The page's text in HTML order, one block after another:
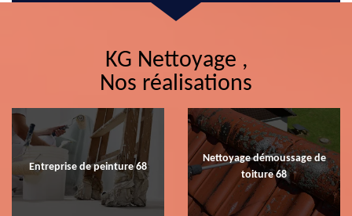
KG Nettoyage ,
Nos réalisations
Entreprise de peinture 68
Nettoyage démoussage de
toiture 68